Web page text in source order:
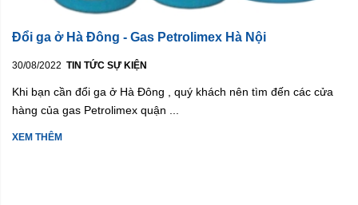
Đổi ga ở Hà Đông - Gas Petrolimex Hà Nội
30/08/2022 TIN TỨC SỰ KIỆN
Khi bạn cần đổi ga ở Hà Đông , quý khách nên tìm đến các cửa
hàng của gas Petrolimex quận ...
XEM THÊM